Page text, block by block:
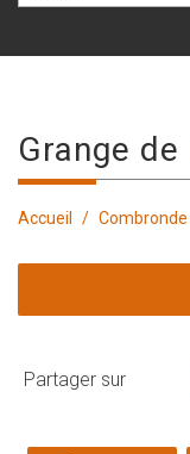
grange de
Accueil Combronde
Partager sur